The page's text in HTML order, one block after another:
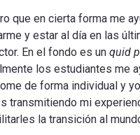
que en cierta forma me
y estar al día en las
En el fondo es un quid
los estudiantes me
de forma individual y
transmitiendo mi
la transición al